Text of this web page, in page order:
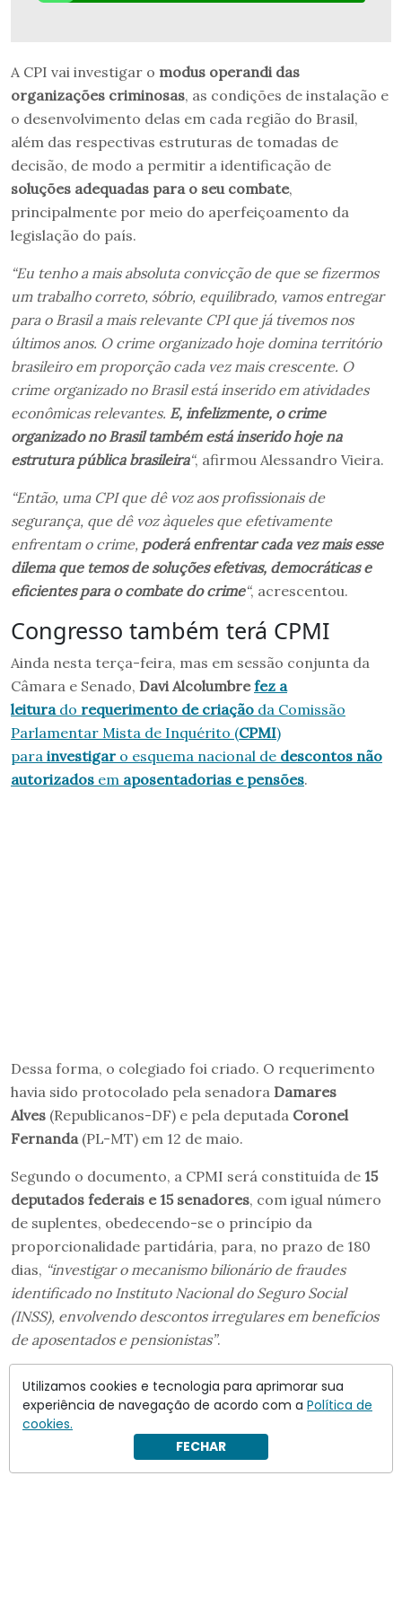
A CPI vai investigar o modus operandi das
organizações criminosas, as condições de instalação e
o desenvolvimento delas em cada região do Brasil,
além das respectivas estruturas de tomadas de
decisão, de modo a permitir a identificação de
soluções adequadas para o seu combate,
principalmente por meio do aperfeiçoamento da
legislação do país.
“Eu tenho a mais absoluta convicção de que se fizermos
um trabalho correto, sóbrio, equilibrado, vamos entregar
para o Brasil a mais relevante CPI que já tivemos nos
últimos anos. O crime organizado hoje domina território
brasileiro em proporção cada vez mais crescente. O
crime organizado no Brasil está inserido em atividades
econômicas relevantes. E, infelizmente, o crime
organizado no Brasil também está inserido hoje na
estrutura pública brasileira“, afirmou Alessandro Vieira.
“Então, uma CPI que dê voz aos profissionais de
segurança, que dê voz àqueles que efetivamente
enfrentam o crime, poderá enfrentar cada vez mais esse
dilema que temos de soluções efetivas, democráticas e
eficientes para o combate do crime“, acrescentou.
Congresso também terá CPMI
Ainda nesta terça-feira, mas em sessão conjunta da
Câmara e Senado, Davi Alcolumbre fez a
leiturado requerimento de criação da Comissão
Parlamentar Mista de Inquérito (CPMI)
para investigar o esquema nacional de descontos não
autorizados em aposentadorias e pensões.
Dessa forma, o colegiado foi criado. O requerimento
havia sido protocolado pela senadora Damares
Alves (Republicanos-DF) e pela deputada Coronel
Fernanda (PL-MT) em 12 de maio.
Segundo o documento, a CPMI será constituída de 15
deputados federais e 15 senadores, com igual número
de suplentes, obedecendo-se o princípio da
proporcionalidade partidária, para, no prazo de 180
dias, “investigar o mecanismo bilionário de fraudes
identificado no Instituto Nacional do Seguro Social
(INSS), envolvendo descontos irregulares em benefícios
de aposentados e pensionistas”.
Utilizamos cookies e tecnologia para aprimorar sua
experiência de navegação de acordo com a Política de
cookies.
FECHAR